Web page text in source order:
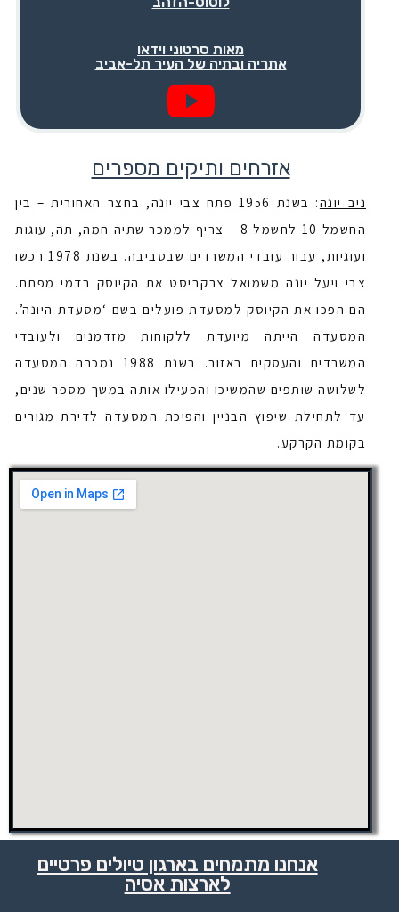
מאות סרטוני וידאו
אתריה ובתיה של העיר תל-אביב
אזרחים ותיקים מספרים
ניב יונה
: בשנת 1956 פתח צבי יונה, בחצר האחורית – בין
החשמל 10 לחשמל 8 – צריף לממכר שתיה חמה, תה, עוגות
ועוגיות, עבור עובדי המשרדים שבסביבה. בשנת 1978 רכשו
צבי ויעל יונה משמואל צרקביסט את הקיוסק בדמי מפתח.
הם הפכו את הקיוסק למסעדת פועלים בשם ‘מסעדת היונה’.
המסעדה הייתה מיועדת ללקוחות מזדמנים ולעובדי
המשרדים והעסקים באזור. בשנת 1988 נמכרה המסעדה
לשלושה שותפים שהמשיכו והפעילו אותה במשך מספר שנים,
עד לתחילת שיפוץ הבניין והפיכת המסעדה לדירת מגורים
בקומת הקרקע.
אנחנו מתמחים בארגון טיולים פרטיים
לארצות אסיה